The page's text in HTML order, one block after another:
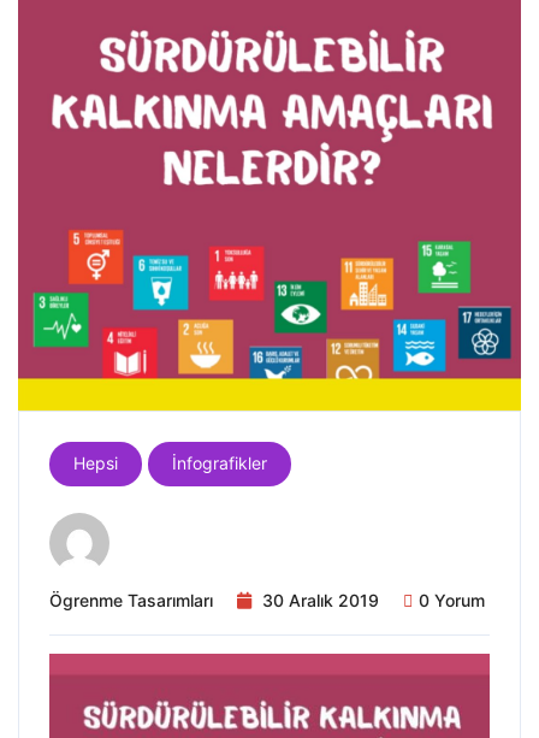
Hepsi İnfografikler
Ögrenme Tasarımları 30 Aralık 2019 0 Yorum